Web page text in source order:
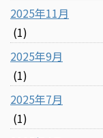
2025年11月
(1)
2025年9月
(1)
2025年7月
(1)